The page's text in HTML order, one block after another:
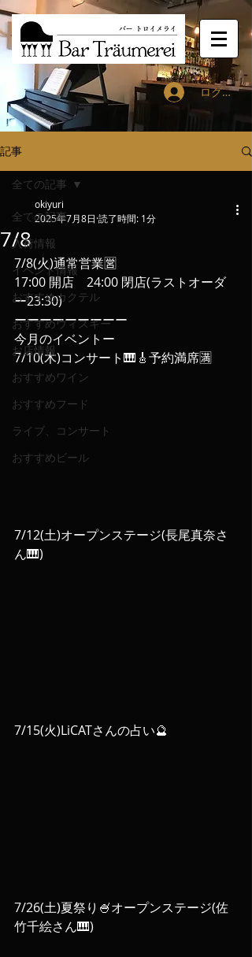
ログイン
記事
全ての記事
入荷情報
イベント情報
おすすめカクテル
おすすめウィスキー
お店情報
おすすめワイン
おすすめフード
ライブ、コンサート
おすすめビール
全ての記事
7/8
okiyuri
2025年7月8日 読了時間: 1分
7/8(火)通常営業🈺
17:00 開店　24:00 閉店(ラストオーダ
ー23:30)
ーーーーーーーーー
今月のイベントー
7/10(木)コンサート🎹🎸予約満席🈵
7/12(土)オープンステージ(長尾真奈さ
ん🎹)
7/15(火)LiCATさんの占い🔮
7/26(土)夏祭り🍧オープンステージ(佐
竹千絵さん🎹)